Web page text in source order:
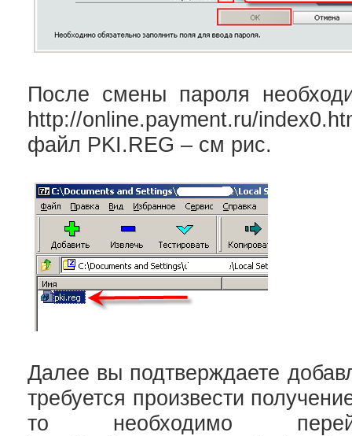
После смены пароля
http://online.payment.ru/
файл PKI.REG – см рис.
Далее вы подтверждаете
требуется произвести
то необходимо